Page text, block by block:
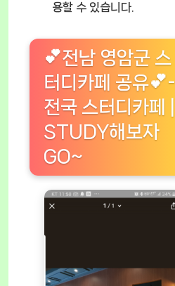
용할 수 있습니다.
💕전남 영암군 스
터디카페 공유💕-
전국 스터디카페 |
STUDY해보자
GO~